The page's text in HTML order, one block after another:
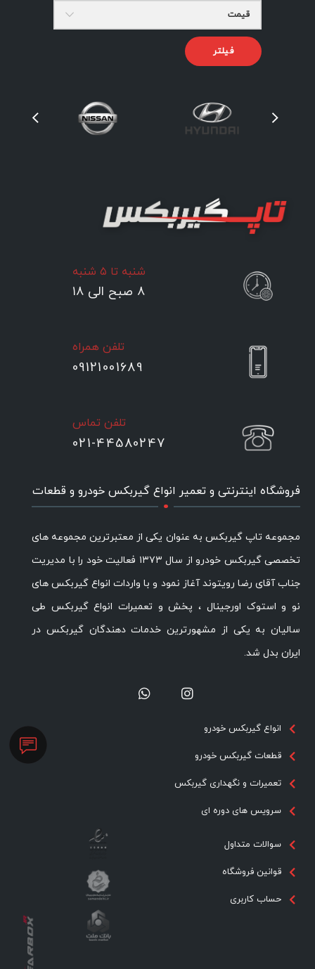
قیمت
فیلتر
شنبه تا ۵ شنبه
۸ صبح الی ۱۸
تلفن همراه
09121001689
تلفن تماس
021-44580247
فروشگاه اینترنتی و تعمیر انواع گیربکس خودرو و قطعات
.
مجموعه تاپ گیربکس به عنوان یکی از معتبرترین مجموعه های
تخصصی گیربکس خودرو از سال ۱۳۷۳ فعالیت خود را با مدیریت
جناب آقای رضا رویتوند آغاز نمود و با واردات انواع گیربکس های
نو و استوک اورجینال ، پخش و تعمیرات انواع گیربکس طی
سالیان به یکی از مشهورترین خدمات دهندگان گیربکس در
ایران بدل شد.
انواع گیربکس خودرو
قطعات گیربکس خودرو
تعمیرات و نگهداری گیربکس
سرویس های دوره ای
سوالات متداول
قوانین فروشگاه
حساب کاربری